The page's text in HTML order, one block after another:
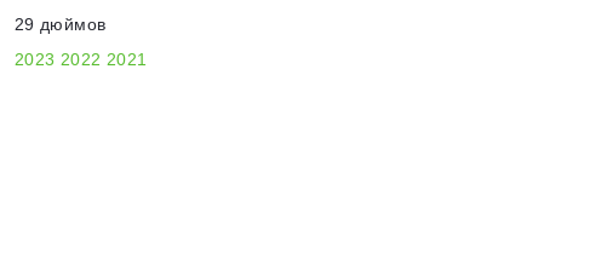
29 дюймов
2023 2022 2021